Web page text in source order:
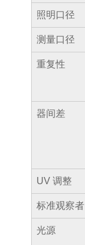
照明口径
测量口径
重复性
器间差
UV 调整
标准观察者
光源